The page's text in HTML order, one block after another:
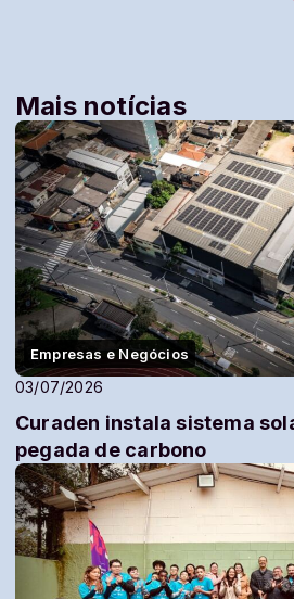
Mais notícias
Empresas e Negócios
03/07/2026
Curaden instala sistema
pegada de carbono